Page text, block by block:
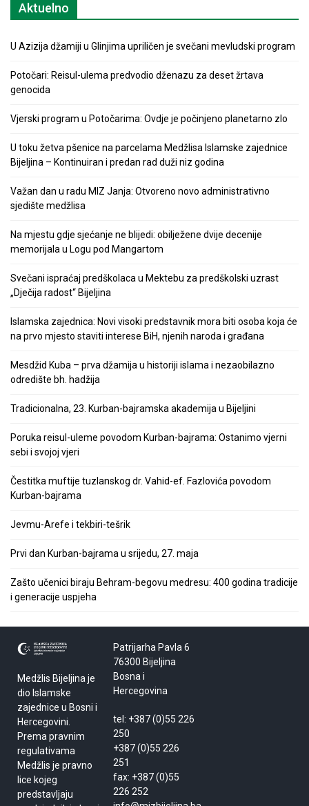
Aktuelno
U Azizija džamiji u Glinjima upriličen je svečani mevludski program
Potočari: Reisul-ulema predvodio dženazu za deset žrtava
genocida
Vjerski program u Potočarima: Ovdje je počinjeno planetarno zlo
U toku žetva pšenice na parcelama Medžlisa Islamske zajednice
Bijeljina – Kontinuiran i predan rad duži niz godina
Važan dan u radu MIZ Janja: Otvoreno novo administrativno
sjedište medžlisa
Na mjestu gdje sjećanje ne blijedi: obilježene dvije decenije
memorijala u Logu pod Mangartom
Svečani ispraćaj predškolaca u Mektebu za predškolski uzrast
„Dječija radost“ Bijeljina
Islamska zajednica: Novi visoki predstavnik mora biti osoba koja će
na prvo mjesto staviti interese BiH, njenih naroda i građana
Mesdžid Kuba – prva džamija u historiji islama i nezaobilazno
odredište bh. hadžija
Tradicionalna, 23. Kurban-bajramska akademija u Bijeljini
Poruka reisul-uleme povodom Kurban-bajrama: Ostanimo vjerni
sebi i svojoj vjeri
Čestitka muftije tuzlanskog dr. Vahid-ef. Fazlovića povodom
Kurban-bajrama
Jevmu-Arefe i tekbiri-tešrik
Prvi dan Kurban-bajrama u srijedu, 27. maja
Zašto učenici biraju Behram-begovu medresu: 400 godina tradicije
i generacije uspjeha
Medžlis Bijeljina je
dio Islamske
zajednice u Bosni i
Hercegovini.
Prema pravnim
regulativama
Medžlis je pravno
lice kojeg
predstavljaju
Patrijarha Pavla 6
76300 Bijeljina
Bosna i
Hercegovina
tel: +387 (0)55 226
250
+387 (0)55 226
251
fax: +387 (0)55
226 252